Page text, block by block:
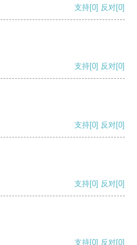
支持[0] 反对[0]
支持[0] 反对[0]
支持[0] 反对[0]
支持[0] 反对[0]
支持[0] 反对[0]